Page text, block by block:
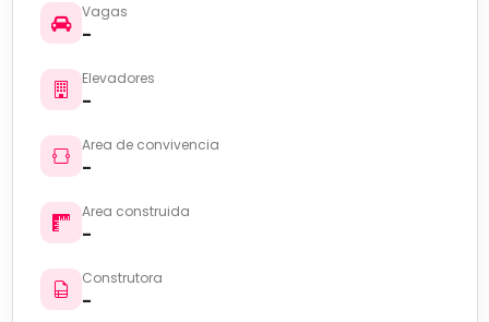
Vagas
-
Elevadores
-
Area de convivencia
-
Area construida
-
Construtora
-